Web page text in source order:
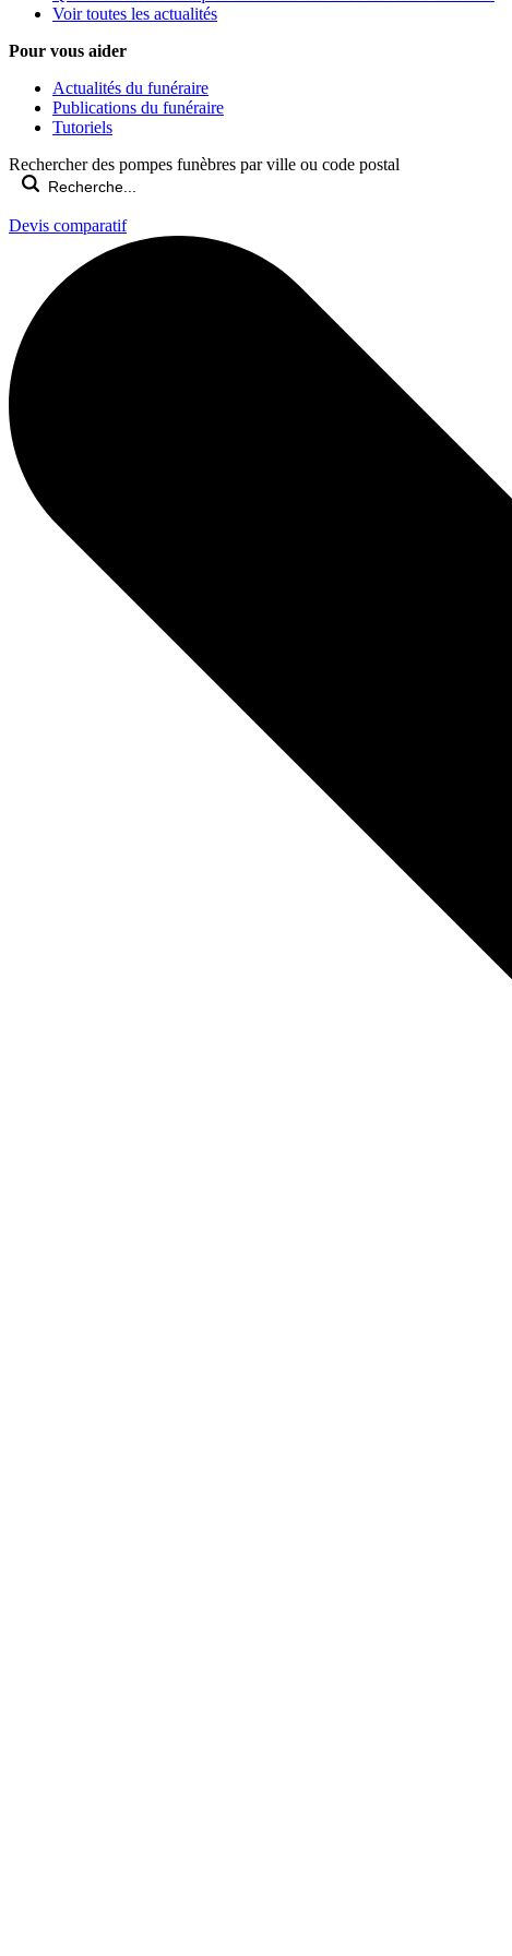
Voir toutes les actualités
Pour vous aider
Actualités du funéraire
Publications du funéraire
Tutoriels
Rechercher des pompes funèbres par ville ou code postal
Devis comparatif